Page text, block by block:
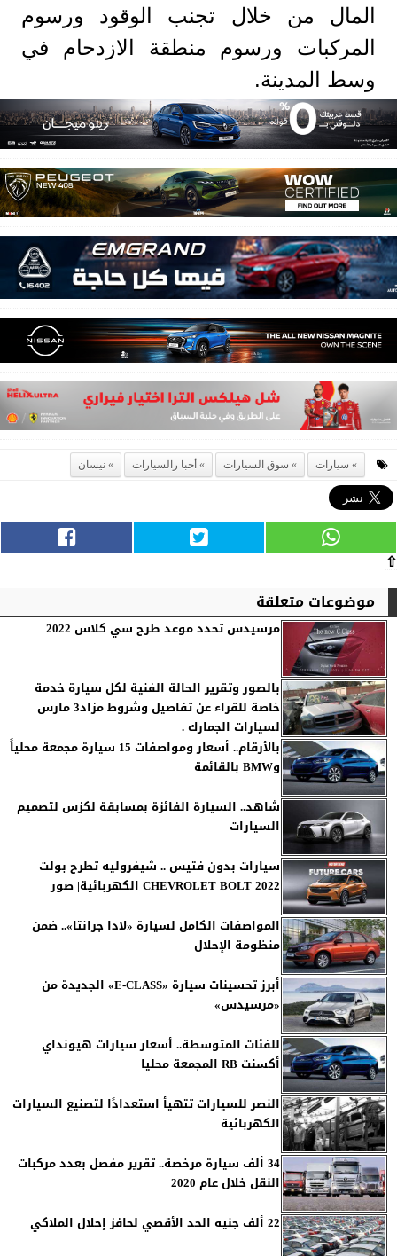
المال من خلال تجنب الوقود ورسوم
المركبات ورسوم منطقة الازدحام في
وسط المدينة.
سيارات سوق السيارات أخبا رالسيارات نيسان
⇧
موضوعات متعلقة
مرسيدس تحدد موعد طرح سي كلاس 2022
بالصور وتقرير الحالة الفنية لكل سيارة خدمة
خاصة للقراء عن تفاصيل وشروط مزاد3 مارس
لسيارات الجمارك .
بالأرقام.. أسعار ومواصفات 15 سيارة مجمعة محلياً
وBMW بالقائمة
شاهد.. السيارة الفائزة بمسابقة لكزس لتصميم
السيارات
سيارات بدون فتيس .. شيفروليه تطرح بولت
CHEVROLET BOLT 2022 الكهربائية| صور
المواصفات الكامل لسيارة «لادا جرانتا».. ضمن
منظومة الإحلال
أبرز تحسينات سيارة «E-CLASS» الجديدة من
«مرسيدس»
للفئات المتوسطة.. أسعار سيارات هيونداي
أكسنت RB المجمعة محليا
النصر للسيارات تتهيأ استعدادًا لتصنيع السيارات
الكهربائية
34 ألف سيارة مرخصة.. تقرير مفصل بعدد مركبات
النقل خلال عام 2020
22 ألف جنيه الحد الأقصي لحافز إحلال الملاكي